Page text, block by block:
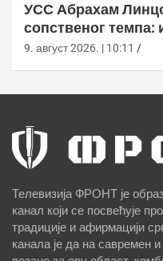
УСС Абрахам
сопственог
проблеми са
9. август 2026. | 10:11
Телевизија ФРОНТ је
канал који се посвећује
традиције и афирмацији
канала је да на савремен